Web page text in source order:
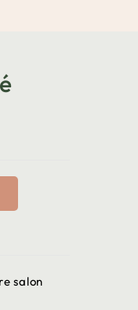
salon